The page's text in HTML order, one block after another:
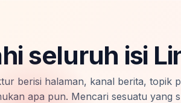
seluruh isi
berisi halaman, kanal berita, topik
apa pun. Mencari sesuatu yang